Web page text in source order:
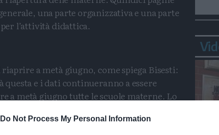
Do Not Process My Personal Information
una parte organizzativa e una parte
l’attività didattica.
a metà giugno, come spiega Bisesti:
questa e i dati continueranno a essere
a metà giugno tutte le scuole materne. Lo
anche se per quella fascia di età il
L’assessore spiega anche che si